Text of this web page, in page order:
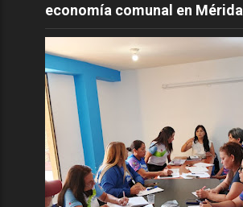
economía comunal en Mérida